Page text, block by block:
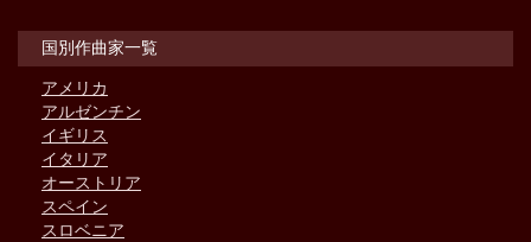
国別作曲家一覧
アメリカ
アルゼンチン
イギリス
イタリア
オーストリア
スペイン
スロベニア